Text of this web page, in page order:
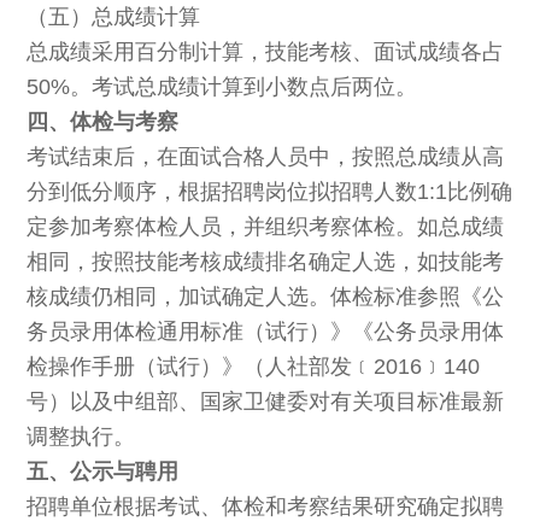
（五）总成绩计算
总成绩采用百分制计算，技能考核、面试成绩各占
50%。考试总成绩计算到小数点后两位。
四、体检与考察
考试结束后，在面试合格人员中，按照总成绩从高
分到低分顺序，根据招聘岗位拟招聘人数1:1比例确
定参加考察体检人员，并组织考察体检。如总成绩
相同，按照技能考核成绩排名确定人选，如技能考
核成绩仍相同，加试确定人选。体检标准参照《公
务员录用体检通用标准（试行）》《公务员录用体
检操作手册（试行）》（人社部发﹝2016﹞140
号）以及中组部、国家卫健委对有关项目标准最新
调整执行。
五、公示与聘用
招聘单位根据考试、体检和考察结果研究确定拟聘